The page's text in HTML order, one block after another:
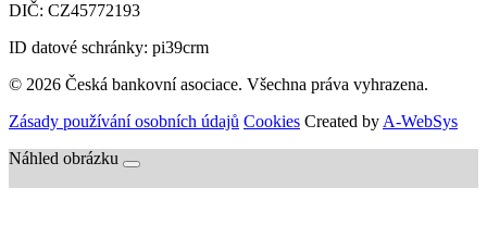
DIČ: CZ45772193
ID datové schránky: pi39crm
© 2026 Česká bankovní asociace. Všechna práva vyhrazena.
Zásady používání osobních údajů Cookies Created by A-WebSys
Náhled obrázku